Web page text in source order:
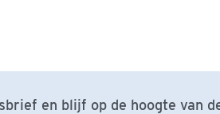
en blijf op de hoogte van